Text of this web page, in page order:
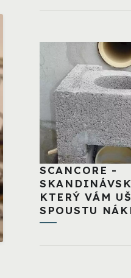
SCANCORE -
KTERÝ VÁM
SPOUSTU